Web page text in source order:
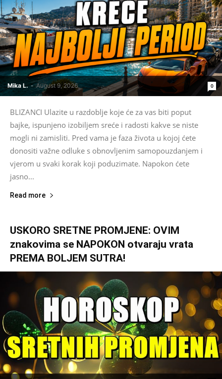
Mika L. - August 9, 2026 0
BLIZANCI Ulazite u razdoblje koje će za vas biti poput
bajke, ispunjeno izobiljem sreće i radosti kakve se niste
mogli ni zamisliti. Pred vama je faza života u kojoj ćete
donositi važne odluke s obnovljenim samopouzdanjem i
vjerom u svaki korak koji poduzimate. Napokon ćete
jasno...
Read more
USKORO SRETNE PROMJENE: OVIM
znakovima se NAPOKON otvaraju vrata
PREMA BOLJEM SUTRA!